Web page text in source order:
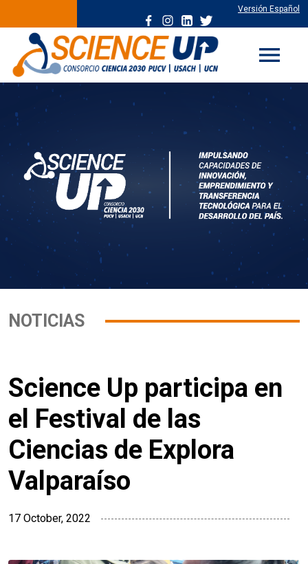
Versión Español
menu
NOTICIAS
Science Up participa en
el Festival de las
Ciencias de Explora
Valparaíso
17 October, 2022